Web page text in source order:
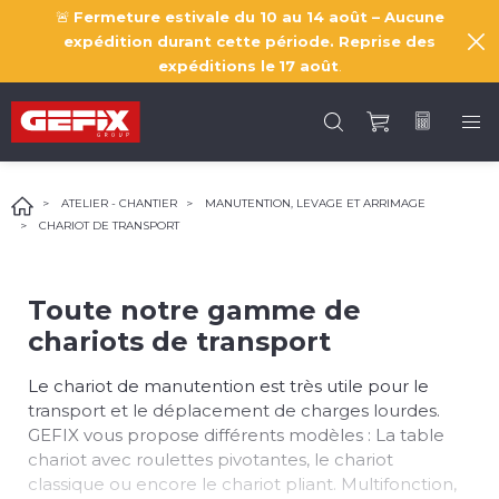
🚨 Fermeture estivale du 10 au 14 août – Aucune
expédition durant cette période. Reprise des
expéditions le 17 août
ATELIER - CHANTIER
MANUTENTION, LEVAGE ET ARRIMAGE
CHARIOT DE TRANSPORT
Toute notre gamme de
chariots de transport
Le chariot de manutention est très utile pour le
transport et le déplacement de charges lourdes.
GEFIX vous propose différents modèles : La table
chariot avec roulettes pivotantes, le chariot
classique ou encore le chariot pliant. Multifonction,